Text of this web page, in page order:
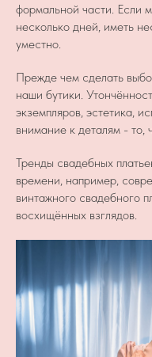
формальной части. Если
несколько дней, иметь
уместно.
Прежде чем сделать
наши бутики.
экземпляров, эстетика,
внимание к деталям - то,
Тренды свадебных
времени, например,
винтажного свадебного
восхищённых взглядов.